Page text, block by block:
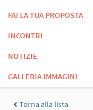
FAI LA TUA PROPOSTA
INCONTRI
NOTIZIE
GALLERIA IMMAGINI
Torna alla lista